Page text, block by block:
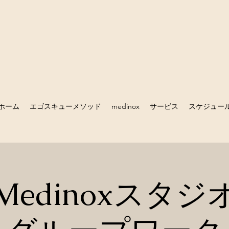
ーム エゴスキューメソッド medinox サービス スケジュー
Medinoxス